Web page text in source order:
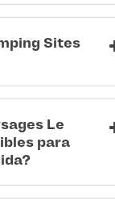
Sites
Le
para